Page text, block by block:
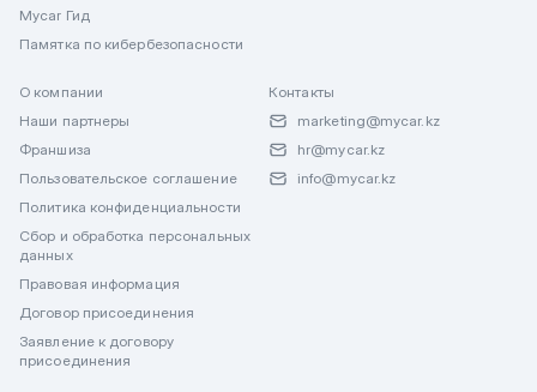
Mycar Гид
Памятка по кибербезопасности
О компании
Наши партнеры
Франшиза
Пользовательское соглашение
Политика конфиденциальности
Сбор и обработка персональных
данных
Правовая информация
Договор присоединения
Заявление к договору
присоединения
Контакты
marketing@mycar.kz
hr@mycar.kz
info@mycar.kz